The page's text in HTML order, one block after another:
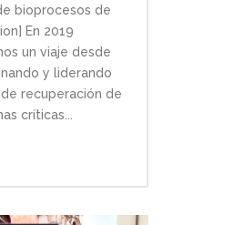
bioprocesos de
En 2019
un viaje desde
y liderando
recuperación de
críticas...